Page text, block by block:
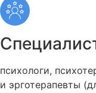
психологи,
и эрготерапевты